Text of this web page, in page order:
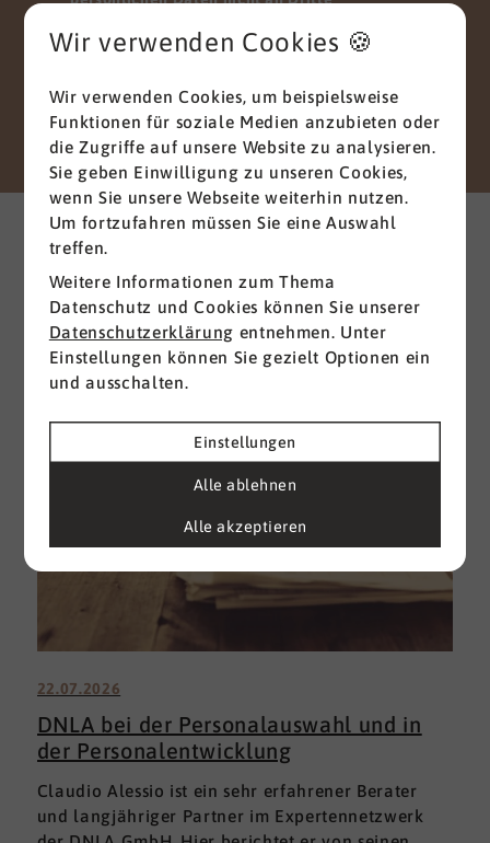
missbraucht werden.
Senden
Weitere interessante News
aus der Branche
Alle ansehen
22.07.2026
DNLA bei der Personalauswahl und in
der Personalentwicklung
Claudio Alessio ist ein sehr erfahrener Berater
und langjähriger Partner im Expertennetzwerk
Wir verwenden Cookies 🍪
Wir verwenden Cookies, um beispielsweise
Funktionen für soziale Medien anzubieten oder
die Zugriffe auf unsere Website zu analysieren.
Sie geben Einwilligung zu unseren Cookies,
wenn Sie unsere Webseite weiterhin nutzen.
Um fortzufahren müssen Sie eine Auswahl
treffen.
Weitere Informationen zum Thema
Datenschutz und Cookies können Sie unserer
Datenschutzerklärung entnehmen. Unter
Einstellungen können Sie gezielt Optionen ein
und ausschalten.
Einstellungen
Alle ablehnen
Alle akzeptieren